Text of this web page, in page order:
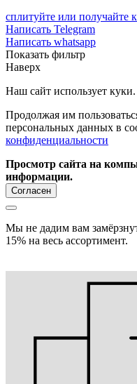
сплитуйте или получайте
Написать Telegram
Написать whatsapp
Показать фильтр
Наверх
Наш сайт использует куки.
Продолжая им
персональных данных в
конфиденциальности
Просмотр сайта на
информации.
Согласен
Мы не дадим вам
15% на весь ассортимент.